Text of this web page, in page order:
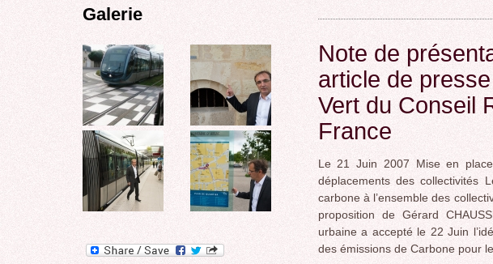
Note de
article de
Vert du Conseil
France
Le 21 Juin 2007 Mise en
déplacements des collectivités
carbone à l’ensemble des
proposition de Gérard
urbaine a accepté le 22 Juin
des émissions de Carbone pour
Galerie